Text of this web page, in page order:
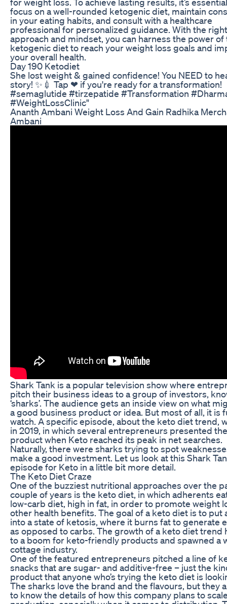
focus on a well-rounded ketogenic diet, maintain
in your eating habits, and consult with a healthcare
professional for personalized guidance. With the right
approach and mindset, you can harness the power of
ketogenic diet to reach your weight loss goals and
your overall health.
Day 190 Ketodiet
She lost weight & gained confidence! You NEED to
story! ✨💉 Tap ❤ if you're ready for a transformation!
#semaglutide #tirzepatide #Transformation
#WeightLossClinic"
Ananth Ambani Weight Loss And Gain Radhika
Ambani
Shark Tank is a popular television show where
pitch their business ideas to a group of investors,
‘sharks’. The audience gets an inside view on what
a good business product or idea. But most of all, it is
watch. A specific episode, about the keto diet trend,
in 2019, in which several entrepreneurs presented
product when Keto reached its peak in net searches.
Naturally, there were sharks trying to spot
make a good investment. Let us look at this Shark
episode for Keto in a little bit more detail.
The Keto Diet Craze
One of the buzziest nutritional approaches over the
couple of years is the keto diet, in which adherents
low-carb diet, high in fat, in order to promote weight
other health benefits. The goal of a keto diet is to put
into a state of ketosis, where it burns fat to generate
as opposed to carbs. The growth of a keto diet trend
to a boom for keto-friendly products and spawned a
cottage industry.
One of the featured entrepreneurs pitched a line of
snacks that are sugar- and additive-free – just the
product that anyone who’s trying the keto diet is
The sharks love the brand and the flavours, but they
to know the details of how this company plans to